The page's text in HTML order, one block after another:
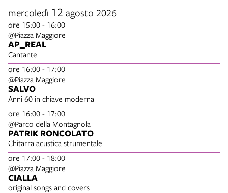
mercoledì 12 agosto 2026
ore 15:00 - 16:00
@Piazza Maggiore
AP_REAL
Cantante
ore 16:00 - 17:00
@Piazza Maggiore
SALVO
Anni 60 in chiave moderna
ore 16:00 - 17:00
@Parco della Montagnola
PATRIK RONCOLATO
Chitarra acustica strumentale
ore 17:00 - 18:00
@Piazza Maggiore
CIALLA
original songs and covers